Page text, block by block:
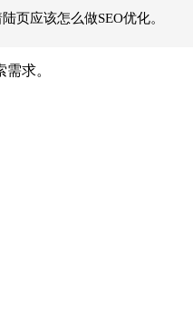
页应该怎么做SEO优化。
求。